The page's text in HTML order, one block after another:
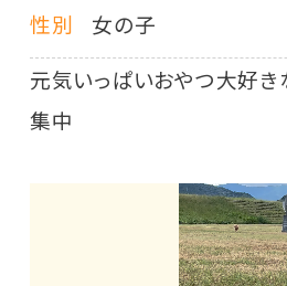
性別
女の子
元気いっぱいおやつ大好
集中